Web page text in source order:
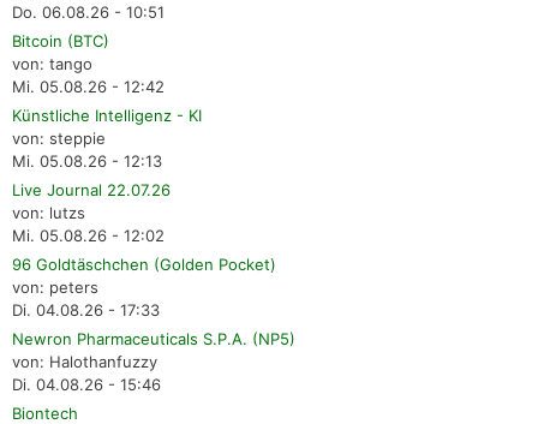
Do. 06.08.26 - 10:51
Bitcoin (BTC)
von: tango
Mi. 05.08.26 - 12:42
Künstliche Intelligenz - KI
von: steppie
Mi. 05.08.26 - 12:13
Live Journal 22.07.26
von: lutzs
Mi. 05.08.26 - 12:02
96 Goldtäschchen (Golden Pocket)
von: peters
Di. 04.08.26 - 17:33
Newron Pharmaceuticals S.P.A. (NP5)
von: Halothanfuzzy
Di. 04.08.26 - 15:46
Biontech